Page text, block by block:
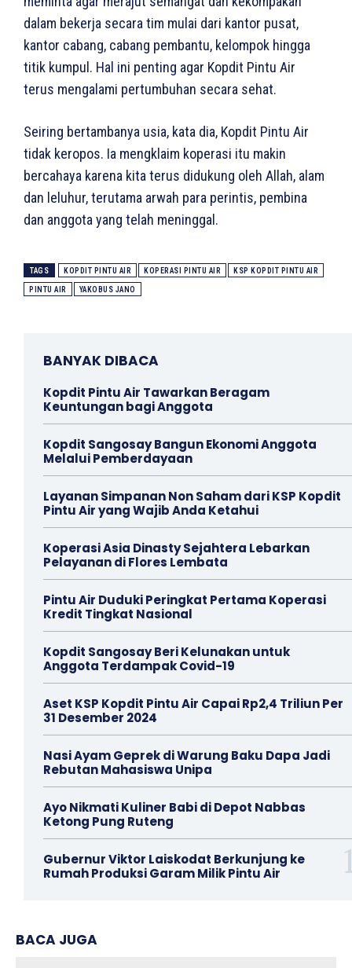
dalam bekerja secara tim mulai dari kantor pusat,
kantor cabang, cabang pembantu, kelompok hingga
titik kumpul. Hal ini penting agar Kopdit Pintu Air
terus mengalami pertumbuhan secara sehat.
Seiring bertambanya usia, kata dia, Kopdit Pintu Air
tidak keropos. Ia mengklaim koperasi itu makin
bercahaya karena kita terus didukung oleh Allah, alam
dan leluhur, terutama arwah para perintis, pembina
dan anggota yang telah meninggal.
TAGS KOPDIT PINTU AIR KOPERASI PINTU AIR KSP KOPDIT PINTU AIR
PINTU AIR YAKOBUS JANO
BANYAK DIBACA
Kopdit Pintu Air Tawarkan Beragam
Keuntungan bagi Anggota
Kopdit Sangosay Bangun Ekonomi Anggota
Melalui Pemberdayaan
Layanan Simpanan Non Saham dari KSP Kopdit
Pintu Air yang Wajib Anda Ketahui
Koperasi Asia Dinasty Sejahtera Lebarkan
Pelayanan di Flores Lembata
Pintu Air Duduki Peringkat Pertama Koperasi
Kredit Tingkat Nasional
Kopdit Sangosay Beri Kelunakan untuk
Anggota Terdampak Covid-19
Aset KSP Kopdit Pintu Air Capai Rp2,4 Triliun Per
31 Desember 2024
Nasi Ayam Geprek di Warung Baku Dapa Jadi
Rebutan Mahasiswa Unipa
Ayo Nikmati Kuliner Babi di Depot Nabbas
Ketong Pung Ruteng
Gubernur Viktor Laiskodat Berkunjung ke
Rumah Produksi Garam Milik Pintu Air
BACA JUGA